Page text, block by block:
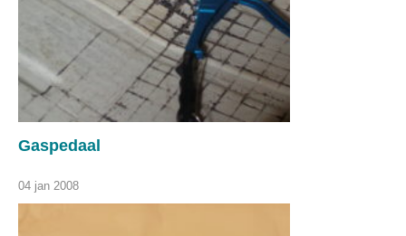
Gaspedaal
04 jan 2008